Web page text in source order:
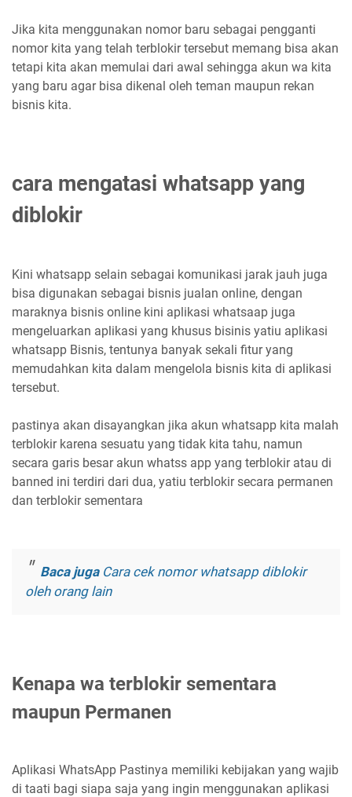
Jika kita menggunakan nomor baru sebagai pengganti
nomor kita yang telah terblokir tersebut memang bisa akan
tetapi kita akan memulai dari awal sehingga akun wa kita
yang baru agar bisa dikenal oleh teman maupun rekan
bisnis kita.
cara mengatasi whatsapp yang
diblokir
Kini whatsapp selain sebagai komunikasi jarak jauh juga
bisa digunakan sebagai bisnis jualan online, dengan
maraknya bisnis online kini aplikasi whatsaap juga
mengeluarkan aplikasi yang khusus bisinis yatiu aplikasi
whatsapp Bisnis, tentunya banyak sekali fitur yang
memudahkan kita dalam mengelola bisnis kita di aplikasi
tersebut.
pastinya akan disayangkan jika akun whatsapp kita malah
terblokir karena sesuatu yang tidak kita tahu, namun
secara garis besar akun whatss app yang terblokir atau di
banned ini terdiri dari dua, yatiu terblokir secara permanen
dan terblokir sementara
Baca jugaCara cek nomor whatsapp diblokir
oleh orang lain
Kenapa wa terblokir sementara
maupun Permanen
Aplikasi WhatsApp Pastinya memiliki kebijakan yang wajib
di taati bagi siapa saja yang ingin menggunakan aplikasi